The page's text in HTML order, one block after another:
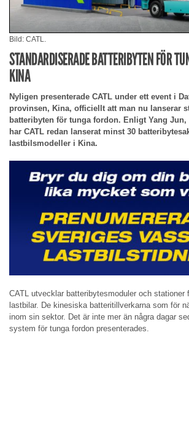
Bild: CATL.
STANDARDISERADE BATTERIBYTEN FÖR
KINA
Nyligen presenterade CATL under ett event i
provinsen, Kina, officiellt att man nu lanserar
batteribyten för tunga fordon. Enligt Yang
har CATL redan lanserat minst 30
lastbilsmodeller i Kina.
CATL utvecklar batteribytesmoduler och stationer
lastbilar. De kinesiska batteritillverkarna som för
inom sin sektor. Det är inte mer än några dagar
system för tunga fordon presenterades.